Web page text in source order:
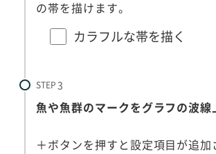
の帯を描けます。
カラフルな帯を描く
STEP
魚や魚群のマークをグラフの波線
＋ボタンを押すと設定項目が追加